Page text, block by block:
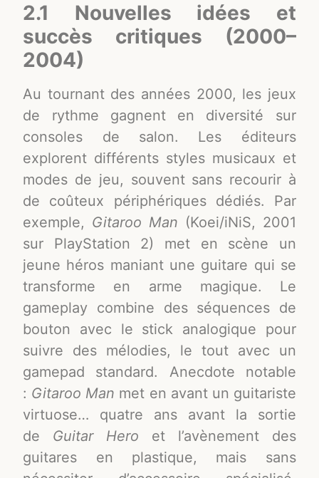
2.1 Nouvelles idées et
succès critiques (2000–
2004)
Au tournant des années 2000, les jeux
de rythme gagnent en diversité sur
consoles de salon. Les éditeurs
explorent différents styles musicaux et
modes de jeu, souvent sans recourir à
de coûteux périphériques dédiés. Par
exemple, Gitaroo Man (Koei/iNiS, 2001
sur PlayStation 2) met en scène un
jeune héros maniant une guitare qui se
transforme en arme magique. Le
gameplay combine des séquences de
bouton avec le stick analogique pour
suivre des mélodies, le tout avec un
gamepad standard. Anecdote notable
: Gitaroo Man met en avant un guitariste
virtuose… quatre ans avant la sortie
de Guitar Hero et l’avènement des
guitares en plastique, mais sans